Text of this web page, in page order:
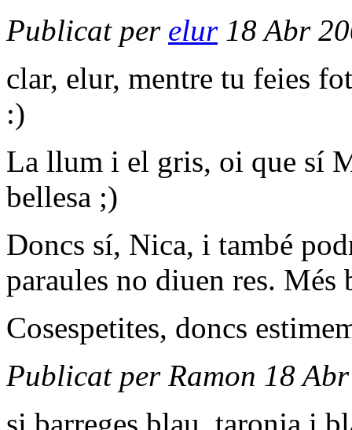
Publicat per elur18 Abr
clar, elur, mentre tu feies
:)
La llum i el gris, oi que sí
bellesa ;)
Doncs sí, Nica, i també
paraules no diuen res.
Cosespetites, doncs
Publicat per Ramon 18
si barreges blau, taronja i